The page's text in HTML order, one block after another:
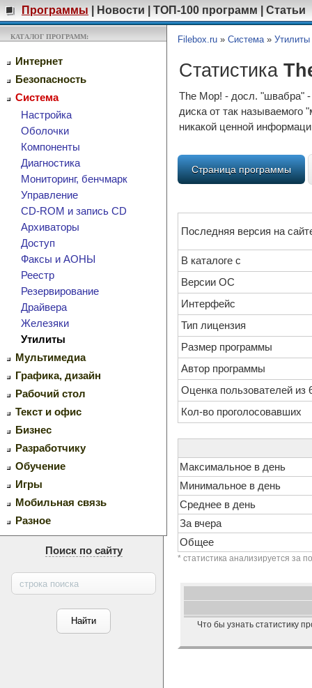
Программы Новости ТОП-100 программ Статьи
КАТАЛОГ ПРОГРАММ:
Интернет
Безопасность
Система
Настройка
Оболочки
Компоненты
Диагностика
Мониторинг, бенчмарк
Управление
CD-ROM и запись CD
Архиваторы
Доступ
Факсы и АОНЫ
Реестр
Резервирование
Драйвера
Железяки
Утилиты
Мультимедиа
Графика, дизайн
Рабочий стол
Текст и офис
Бизнес
Разработчику
Обучение
Игры
Мобильная связь
Разное
Поиск по сайту
Filebox.ru » Система» Утилиты
Статистика
The Mop! - досл. "швабра" -
диска от так называемого
никакой ценной
Страница программы
Последняя версия на
В каталоге с
Версии ОС
Интерфейс
Тип лицензия
Размер программы
Автор программы
Оценка пользователей из
Кол-во проголосовавших
Максимальное в день
Минимальное в день
Среднее в день
За вчера
Общее
* статистика анализируется за
Что бы узнать статистику